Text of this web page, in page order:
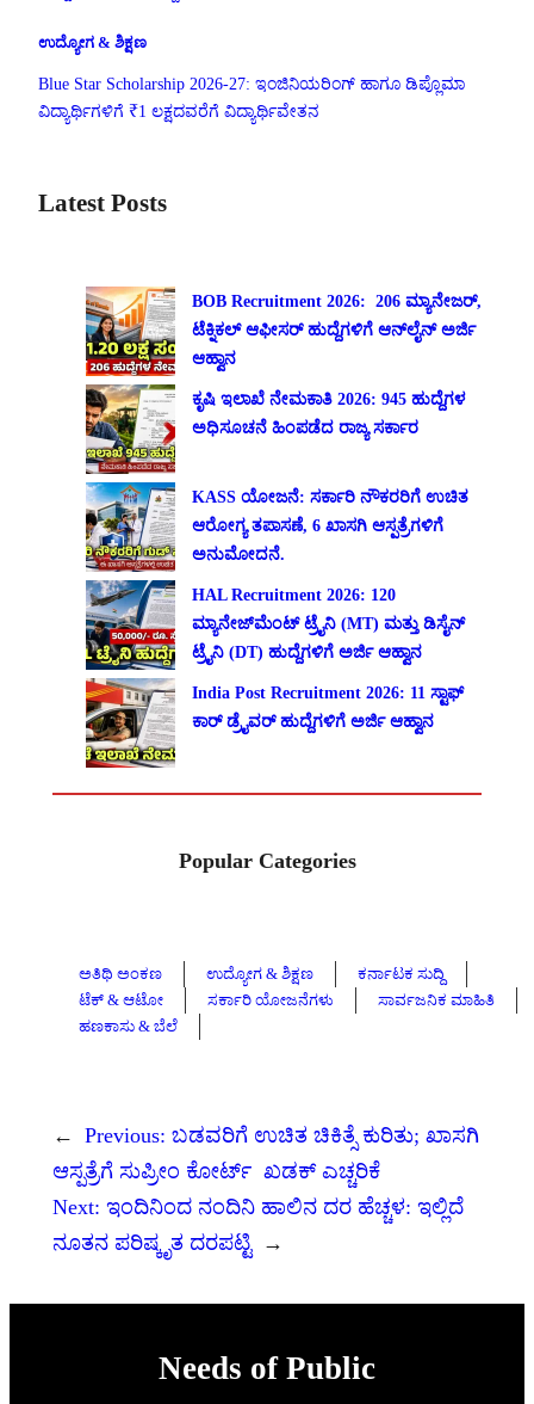
ಉದ್ಯೋಗ & ಶಿಕ್ಷಣ
Blue Star Scholarship 2026-27: ಇಂಜಿನಿಯರಿಂಗ್ ಹಾಗೂ ಡಿಪ್ಲೊಮಾ
ವಿದ್ಯಾರ್ಥಿಗಳಿಗೆ ₹1 ಲಕ್ಷದವರೆಗೆ ವಿದ್ಯಾರ್ಥಿವೇತನ
Latest Posts
BOB Recruitment 2026: 206 ಮ್ಯಾನೇಜರ್,
ಟೆಕ್ನಿಕಲ್ ಆಫೀಸರ್ ಹುದ್ದೆಗಳಿಗೆ ಆನ್‌ಲೈನ್ ಅರ್ಜಿ
ಆಹ್ವಾನ
ಕೃಷಿ ಇಲಾಖೆ ನೇಮಕಾತಿ 2026: 945 ಹುದ್ದೆಗಳ
ಅಧಿಸೂಚನೆ ಹಿಂಪಡೆದ ರಾಜ್ಯ ಸರ್ಕಾರ
KASS ಯೋಜನೆ: ಸರ್ಕಾರಿ ನೌಕರರಿಗೆ ಉಚಿತ
ಆರೋಗ್ಯ ತಪಾಸಣೆ, 6 ಖಾಸಗಿ ಆಸ್ಪತ್ರೆಗಳಿಗೆ
ಅನುಮೋದನೆ.
HAL Recruitment 2026: 120
ಮ್ಯಾನೇಜ್‌ಮೆಂಟ್ ಟ್ರೈನಿ (MT) ಮತ್ತು ಡಿಸೈನ್
ಟ್ರೈನಿ (DT) ಹುದ್ದೆಗಳಿಗೆ ಅರ್ಜಿ ಆಹ್ವಾನ
India Post Recruitment 2026: 11 ಸ್ಟಾಫ್
ಕಾರ್ ಡ್ರೈವರ್ ಹುದ್ದೆಗಳಿಗೆ ಅರ್ಜಿ ಆಹ್ವಾನ
Popular Categories
ಅತಿಥಿ ಅಂಕಣ ಉದ್ಯೋಗ & ಶಿಕ್ಷಣ
ಕರ್ನಾಟಕ ಸುದ್ದಿ
ಟೆಕ್ & ಆಟೋ
ಸರ್ಕಾರಿ ಯೋಜನೆಗಳು
ಸಾರ್ವಜನಿಕ ಮಾಹಿತಿ
ಹಣಕಾಸು & ಬೆಲೆ
← Previous: ಬಡವರಿಗೆ ಉಚಿತ ಚಿಕಿತ್ಸೆ ಕುರಿತು; ಖಾಸಗಿ
ಆಸ್ಪತ್ರೆಗೆ ಸುಪ್ರೀಂ ಕೋರ್ಟ್ ಖಡಕ್ ಎಚ್ಚರಿಕೆ
Next: ಇಂದಿನಿಂದ ನಂದಿನಿ ಹಾಲಿನ ದರ ಹೆಚ್ಚಳ: ಇಲ್ಲಿದೆ
ನೂತನ ಪರಿಷ್ಕೃತ ದರಪಟ್ಟಿ
→
Needs of Public